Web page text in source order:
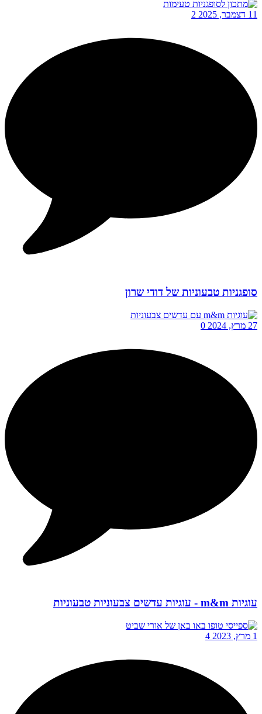
11 דצמבר, 2025 2
סופגניות טבעוניות של דודי שרון
27 מרץ, 2024 0
עוגיות m&m - עוגיות עדשים צבעוניות טבעוניות
1 מרץ, 2023 4